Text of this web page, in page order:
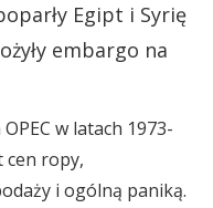
Egipt i Syrię
embargo na
w latach 1973-
cen ropy,
i ogólną paniką.